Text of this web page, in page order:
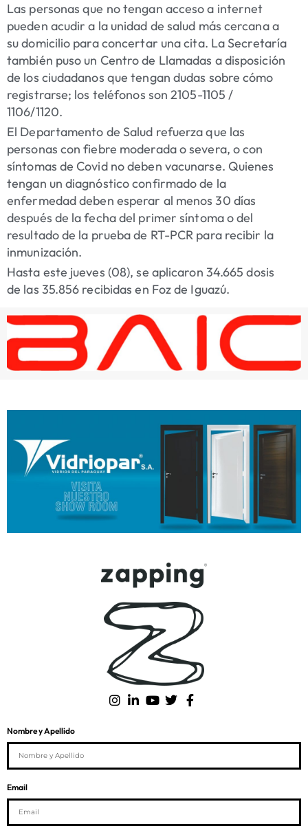
Las personas que no tengan acceso a internet
pueden acudir a la unidad de salud más cercana a
su domicilio para concertar una cita. La Secretaría
también puso un Centro de Llamadas a disposición
de los ciudadanos que tengan dudas sobre cómo
registrarse; los teléfonos son 2105-1105 /
1106/1120.
El Departamento de Salud refuerza que las
personas con fiebre moderada o severa, o con
síntomas de Covid no deben vacunarse. Quienes
tengan un diagnóstico confirmado de la
enfermedad deben esperar al menos 30 días
después de la fecha del primer síntoma o del
resultado de la prueba de RT-PCR para recibir la
inmunización.
Hasta este jueves (08), se aplicaron 34.665 dosis
de las 35.856 recibidas en Foz de Iguazú.
Nombre y Apellido
Email